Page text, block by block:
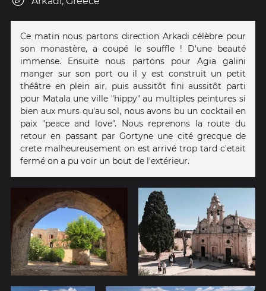
Ce matin nous partons direction Arkadi célèbre pour
son monastère, a coupé le souffle ! D'une beauté
immense. Ensuite nous partons pour Agia galini
manger sur son port ou il y est construit un petit
théâtre en plein air, puis aussitôt fini aussitôt parti
pour Matala une ville "hippy" au multiples peintures si
bien aux murs qu'au sol, nous avons bu un cocktail en
paix "peace and love". Nous reprenons la route du
retour en passant par Gortyne une cité grecque de
crete malheureusement on est arrivé trop tard c'etait
fermé on a pu voir un bout de l'extérieur.